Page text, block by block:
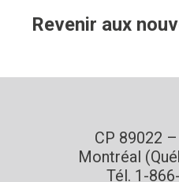
Revenir aux
CP 89022
Montréal
Tél. 1-